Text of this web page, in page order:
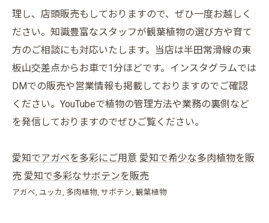
理し、店頭販売もしておりますので、ぜひ一度お越しく
ださい。知識豊富なスタッフが観葉植物の選び方や育て
方のご相談にも対応いたします。当店は半田常滑線の東
板山交差点からお車で1分ほどです。インスタグラムでは
DMでの販売や営業情報も掲載しておりますのでご確認
ください。YouTubeで植物の管理方法や業務の裏側など
を発信しておりますのでぜひご覧ください。
愛知でアガベを多彩にご用意 愛知で希少な多肉植物を販
売 愛知で多彩なサボテンを販売
アガベ ユッカ 多肉植物 サボテン 観葉植物